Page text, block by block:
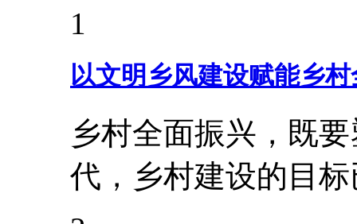
1
以文明乡风建设赋能乡
乡村全面振兴，既
代，乡村建设的目